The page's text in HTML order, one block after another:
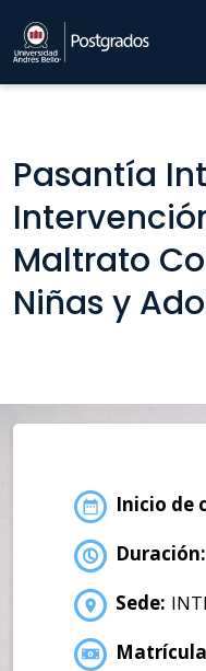
Pasantía
Maltrato
Niñas y
Inicio de
Duración:
Sede: